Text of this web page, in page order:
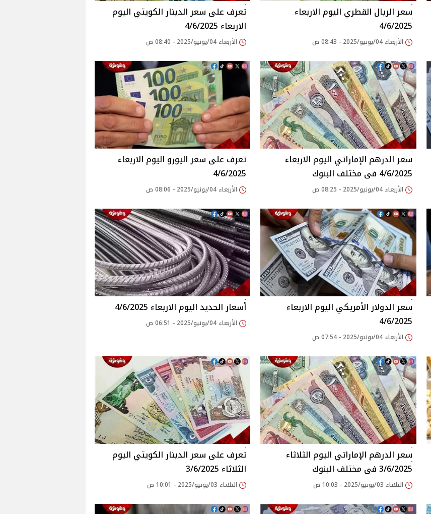
سعر الريال القطري اليوم الاربعاء
4/6/2025
الأربعاء 04/يونيو/2025 - 08:43 ص
تعرف على سعر الدينار الكويتي اليوم
الاربعاء 4/6/2025
الأربعاء 04/يونيو/2025 - 08:40 ص
سعر الدرهم الإماراتي اليوم الاربعاء
4/6/2025 فى مختلف البنوك
الأربعاء 04/يونيو/2025 - 08:25 ص
تعرف على سعر اليورو اليوم الاربعاء
4/6/2025
الأربعاء 04/يونيو/2025 - 08:06 ص
سعر الدولار الأمريكي اليوم الاربعاء
4/6/2025
الأربعاء 04/يونيو/2025 - 07:54 ص
أسعار الحديد اليوم الاربعاء 4/6/2025
الأربعاء 04/يونيو/2025 - 06:51 ص
سعر الدرهم الإماراتي اليوم الثلاثاء
3/6/2025 فى مختلف البنوك
الثلاثاء 03/يونيو/2025 - 10:03 ص
تعرف على سعر الدينار الكويتي اليوم
الثلاثاء 3/6/2025
الثلاثاء 03/يونيو/2025 - 10:01 ص